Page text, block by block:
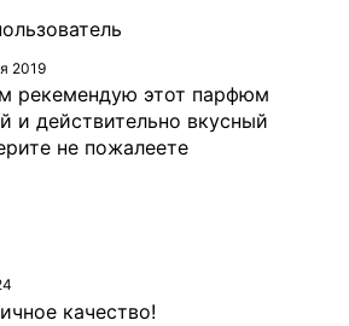
2019
рекемендую этот парфюм
и действительно вкусный
не пожалеете
качество!